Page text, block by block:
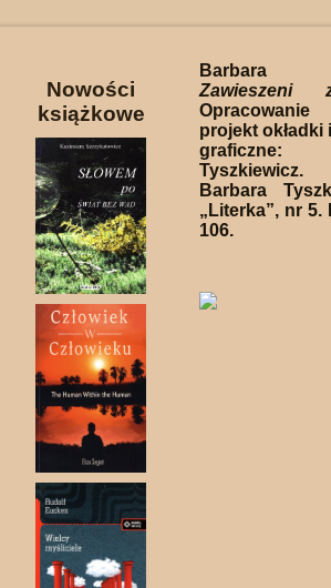
Nowości
książkowe
Barbara
Zawieszeni
projekt okładki
Barbara
„Literka”, nr 5.
106.